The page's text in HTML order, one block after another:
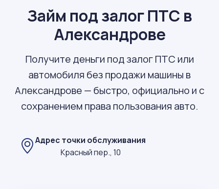
Займ под залог ПТС в
Александрове
Получите деньги под залог ПТС или
автомобиля без продажи машины в
Александрове — быстро, официально и с
сохранением права пользования авто.
Адрес точки обслуживания
Красный пер., 10